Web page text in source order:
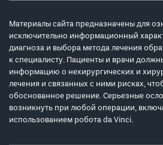
Материалы сайта предназначены для
исключительно информационный
диагноза и выбора метода лечения
к специалисту. Пациенты и врачи
информацию о нехирургических и
лечения и связанных с ними рисках,
обоснованное решение. Серьезные
возникнуть при любой операции,
использованием робота da Vinci.